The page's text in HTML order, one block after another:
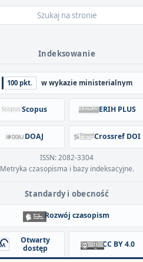
Indeksowanie
100 pkt. w wykazie ministerialnym
Scopus ERIH PLUS
DOAJ Crossref DOI
ISSN: 2082-3304
Metryka czasopisma i bazy indeksacyjne.
Standardy i obecność
Rozwój czasopism
Otwarty
dostęp
CC BY 4.0